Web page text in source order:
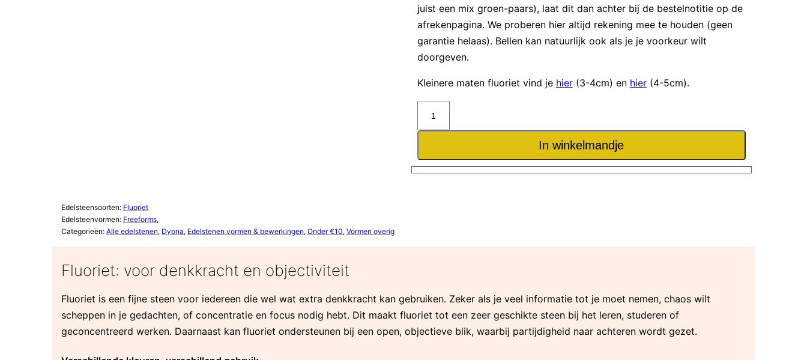
–
5-
In winkelmandje
juist een mix groen-paars), laat dit dan achter bij de bestelnotitie op de
afrekenpagina. We proberen hier altijd rekening mee te houden (geen
garantie helaas). Bellen kan natuurlijk ook als je je voorkeur wilt
doorgeven.
Kleinere maten fluoriet vind je hier(3-4cm) en hier(4-5cm).
Edelsteensoorten: Fluoriet
Edelsteenvormen: Freeforms,
Categorieën: Alle edelstenen, Dyona, Edelstenen vormen & bewerkingen, Onder €10, Vormen overig
Fluoriet: voor denkkracht en objectiviteit
Fluoriet is een fijne steen voor iedereen die wel wat extra denkkracht kan gebruiken. Zeker als je veel informatie tot je moet nemen, chaos wilt
scheppen in je gedachten, of concentratie en focus nodig hebt. Dit maakt fluoriet tot een zeer geschikte steen bij het leren, studeren of
geconcentreerd werken. Daarnaast kan fluoriet ondersteunen bij een open, objectieve blik, waarbij partijdigheid naar achteren wordt gezet.